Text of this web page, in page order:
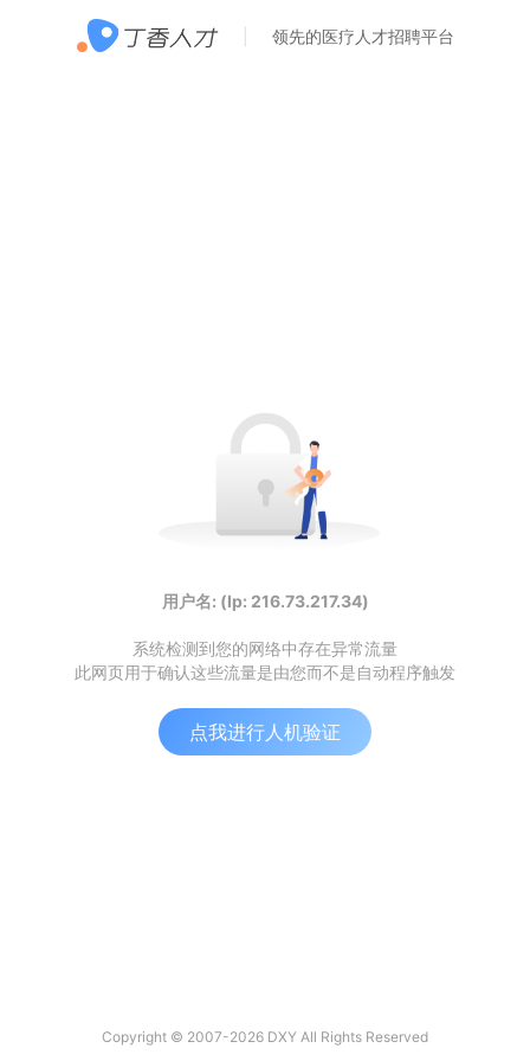
领先的医疗人才招聘平台
用户名: (Ip: 216.73.217.34)
系统检测到您的网络中存在异常流量
此网页用于确认这些流量是由您而不是自动程序触发
点我进行人机验证
Copyright © 2007-2026 DXY All Rights Reserved